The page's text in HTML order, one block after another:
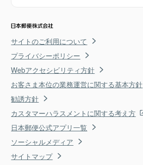
サイトのご利用について
プライバシーポリシー
Webアクセシビリティ方針
お客さま本位の業務運営に関する基本方針
勧誘方針
カスタマーハラスメントに関する考え方
日本郵便公式アプリ一覧
ソーシャルメディア
サイトマップ